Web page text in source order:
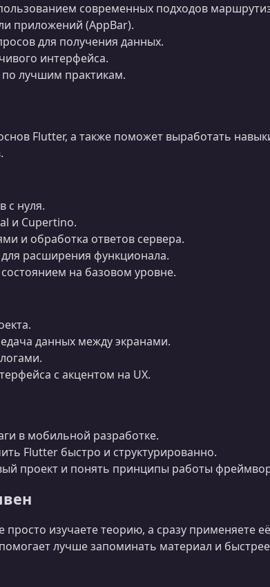
современных подходов
приложений (AppBar).
для получения данных.
интерфейса.
по лучшим практикам.
Flutter, а также поможет выработать
с нуля.
и Cupertino.
и обработка ответов сервера.
расширения функционала.
на базовом уровне.
данных между экранами.
с акцентом на UX.
в мобильной разработке.
Flutter быстро и структурированно.
проект и понять принципы работы
изучаете теорию, а сразу применяете
лучше запоминать материал и